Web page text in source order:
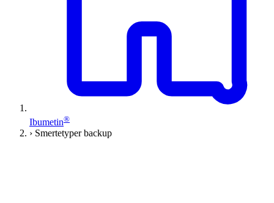
Ibumetin®
› Smertetyper backup